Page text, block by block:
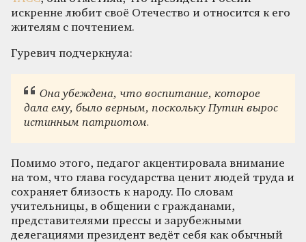
искренне любит своё Отечество и относится к его
жителям с почтением.
Гуревич подчеркнула:
Она убеждена, что воспитание, которое
дала ему, было верным, поскольку Путин вырос
истинным патриотом.
Помимо этого, педагог акцентировала внимание
на том, что глава государства ценит людей труда и
сохраняет близость к народу. По словам
учительницы, в общении с гражданами,
представителями прессы и зарубежными
делегациями президент ведёт себя как обычный